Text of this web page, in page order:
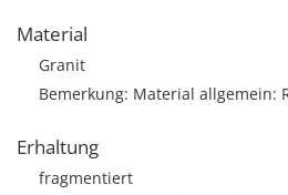
Material
Granit
Bemerkung: Material allgemein:
Erhaltung
fragmentiert